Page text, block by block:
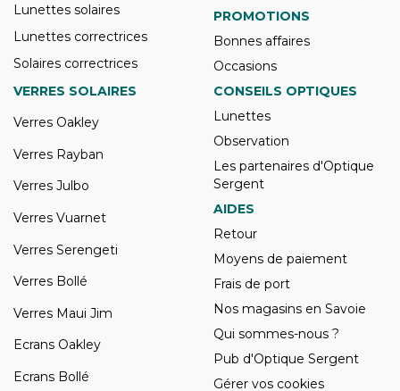
Lunettes solaires
Lunettes correctrices
Solaires correctrices
PROMOTIONS
Bonnes affaires
Occasions
VERRES SOLAIRES
Verres Oakley
Verres Rayban
Verres Julbo
Verres Vuarnet
Verres Serengeti
Verres Bollé
Verres Maui Jim
Ecrans Oakley
Ecrans Bollé
CONSEILS OPTIQUES
Lunettes
Observation
Les partenaires d'Optique
Sergent
AIDES
Retour
Moyens de paiement
Frais de port
Nos magasins en Savoie
Qui sommes-nous ?
Pub d'Optique Sergent
Gérer vos cookies